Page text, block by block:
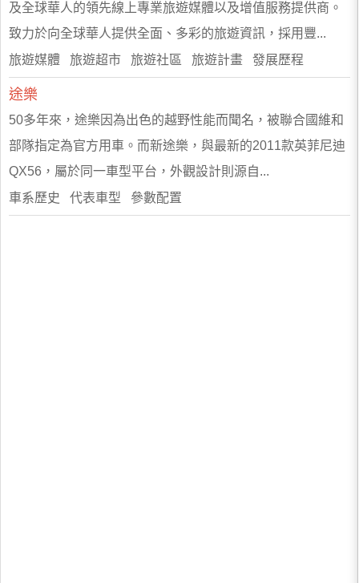
及全球華人的領先線上專業旅遊媒體以及增值服務提供商。
致力於向全球華人提供全面、多彩的旅遊資訊，採用豐...
旅遊媒體 旅遊超市 旅遊社區 旅遊計畫 發展歷程
途樂
50多年來，途樂因為出色的越野性能而聞名，被聯合國維和
部隊指定為官方用車。而新途樂，與最新的2011款英菲尼迪
QX56，屬於同一車型平台，外觀設計則源自...
車系歷史 代表車型 參數配置